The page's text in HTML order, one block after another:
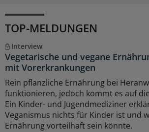
TOP-MELDUNGEN
Interview
Vegetarische und vegane
mit Vorerkrankungen
Rein pflanzliche Ernährung bei
funktionieren, jedoch kommt es auf
Ein Kinder- und Jugendmediziner
Veganismus nichts für Kinder ist und
Ernährung vorteilhaft sein könnte.